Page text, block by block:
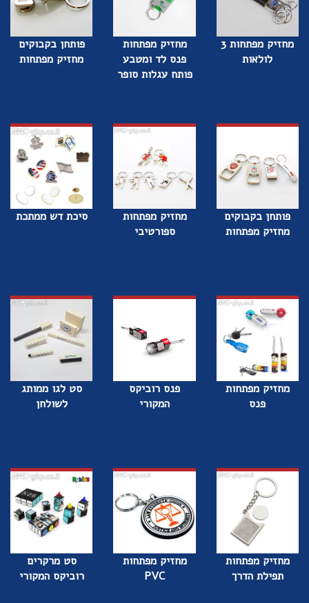
מחזיק מפתחות 3
לולאות
מחזיק מפתחות
פנס לד ומטבע
פותח עגלות סופר
פותחן בקבוקים
מחזיק מפתחות
פותחן בקבוקים
מחזיק מפתחות
מחזיק מפתחות
ספורטיבי
סיכת דש ממתכת
מחזיק מפתחות
פנס
פנס רוביקס
המקורי
סט לגו ממותג
לשולחן
מחזיק מפתחות
תפילת הדרך
מחזיק מפתחות
PVC
סט מרקרים
רוביקס המקורי